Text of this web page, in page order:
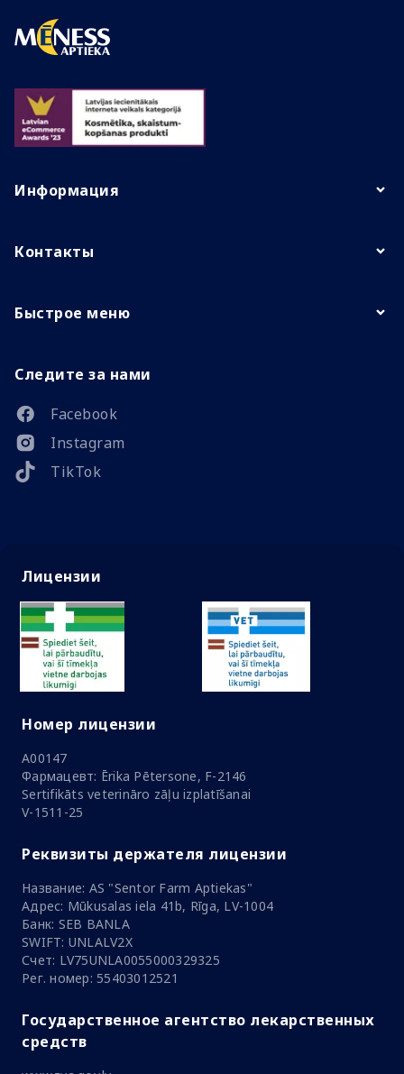
Информация
Контакты
Быстрое меню
Следите за нами
Facebook
Instagram
TikTok
Лицензии
Номер лицензии
A00147
Фармацевт: Ērika Pētersone, F-2146
Sertifikāts veterināro zāļu izplatīšanai
V-1511-25
Реквизиты держателя лицензии
Название: AS "Sentor Farm Aptiekas"
Адрес: Mūkusalas iela 41b, Rīga, LV-1004
Банк: SEB BANLA
SWIFT: UNLALV2X
Счет: LV75UNLA0055000329325
Рег. номер: 55403012521
Государственное агентство лекарственных
средств